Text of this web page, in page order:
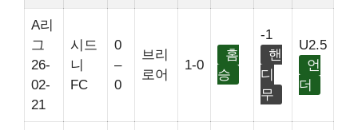
A리
그
26-
02-
21
시드
니
FC
0
–
0
브리
로어
1-0
홈
승
-1
핸
디
무
U2.5
언
더